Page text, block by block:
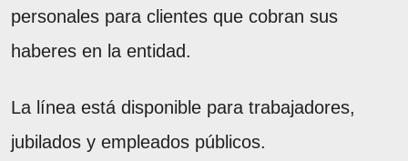
personales para clientes que cobran sus
haberes en la entidad.
La línea está disponible para trabajadores,
jubilados y empleados públicos.